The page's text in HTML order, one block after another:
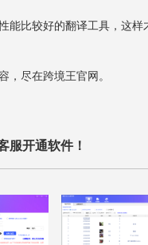
比较好的翻译工具，这样
尽在跨境王官网。
服开通软件！